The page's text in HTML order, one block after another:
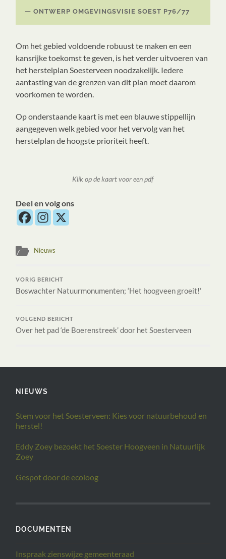
ONTWERP OMGEVINGSVISIE SOEST P76/77
Om het gebied voldoende robuust te maken en een
kansrijke toekomst te geven, is het verder uitvoeren van
het herstelplan Soesterveen noodzakelijk. Iedere
aantasting van de grenzen van dit plan moet daarom
voorkomen te worden.
Op onderstaande kaart is met een blauwe stippellijn
aangegeven welk gebied voor het vervolg van het
herstelplan de hoogste prioriteit heeft.
Klik op de kaart voor een pdf
Deel en volg ons
Nieuws
VORIG BERICHT
Boswachter Natuurmonumenten; ‘Het hoogveen groeit!’
VOLGEND BERICHT
Over het pad ‘de Boerenstreek’ door het Soesterveen
NIEUWS
Stem voor het Soesterveen: Kies voor natuurbehoud en
herstel!
Eddy Zoey bezoekt het Soester Hoogveen in Natuurlijk
Zoey
Gespot door de ecoloog
DOCUMENTEN
Inspraak zienswijze gemeenteraad